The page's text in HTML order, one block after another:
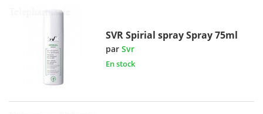
SVR Spirial spray Spray 75ml
parSvr
En stock